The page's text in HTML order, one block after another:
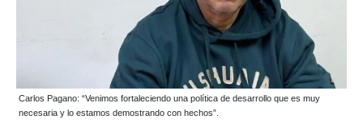
Carlos Pagano: “Venimos fortaleciendo una política de desarrollo que es muy
necesaria y lo estamos demostrando con hechos”.